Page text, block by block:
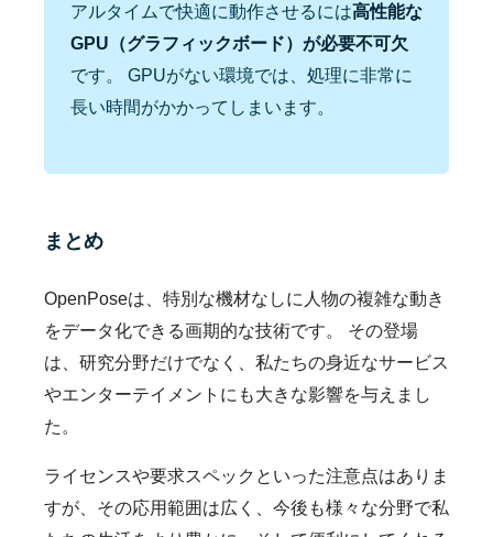
アルタイムで快適に動作させるには高性能な
GPU（グラフィックボード）が必要不可欠
です。 GPUがない環境では、処理に非常に
長い時間がかかってしまいます。
まとめ
OpenPoseは、特別な機材なしに人物の複雑な動き
をデータ化できる画期的な技術です。 その登場
は、研究分野だけでなく、私たちの身近なサービス
やエンターテイメントにも大きな影響を与えまし
た。
ライセンスや要求スペックといった注意点はありま
すが、その応用範囲は広く、今後も様々な分野で私